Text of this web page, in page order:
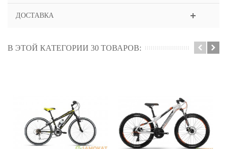
ДОСТАВКА
В ЭТОЙ КАТЕГОРИИ 30 ТОВАРОВ: